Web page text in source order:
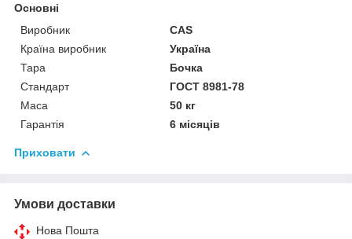
Основні
Виробник
CAS
Країна виробник
Україна
Тара
Бочка
Стандарт
ГОСТ 8981-78
Маса
50 кг
Гарантія
6 місяців
Приховати
Умови доставки
Нова Пошта